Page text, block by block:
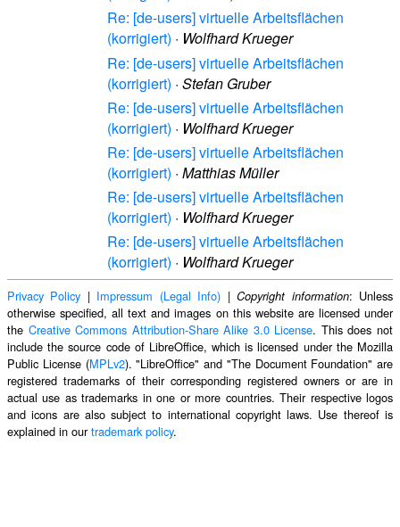
Re: [de-users] virtuelle Arbeitsflächen
(korrigiert) · Wolfhard Krueger
Re: [de-users] virtuelle Arbeitsflächen
(korrigiert) · Stefan Gruber
Re: [de-users] virtuelle Arbeitsflächen
(korrigiert) · Wolfhard Krueger
Re: [de-users] virtuelle Arbeitsflächen
(korrigiert) · Matthias Müller
Re: [de-users] virtuelle Arbeitsflächen
(korrigiert) · Wolfhard Krueger
Re: [de-users] virtuelle Arbeitsflächen
(korrigiert) · Wolfhard Krueger
Privacy Policy | Impressum (Legal Info) |Copyright information: Unless
otherwise specified, all text and images on this website are licensed under
the Creative Commons Attribution-Share Alike 3.0 License. This does not
include the source code of LibreOffice, which is licensed under the Mozilla
Public License (MPLv2). "LibreOffice" and "The Document Foundation" are
registered trademarks of their corresponding registered owners or are in
actual use as trademarks in one or more countries. Their respective logos
and icons are also subject to international copyright laws. Use thereof is
explained in ourtrademark policy.